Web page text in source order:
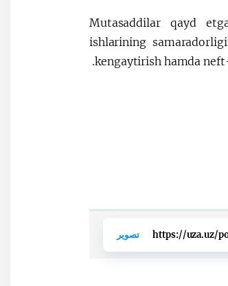
Mutasaddilar qayd
ishlarining
kengaytirish hamda
https://uza.uz/ تصوير